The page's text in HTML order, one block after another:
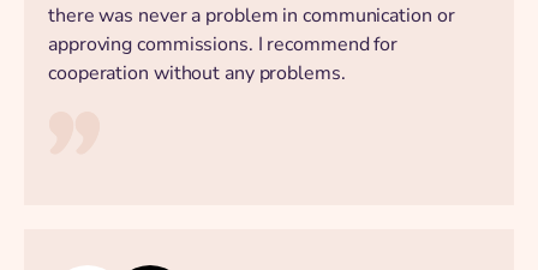
there was never a problem in communication or
approving commissions. I recommend for
cooperation without any problems.